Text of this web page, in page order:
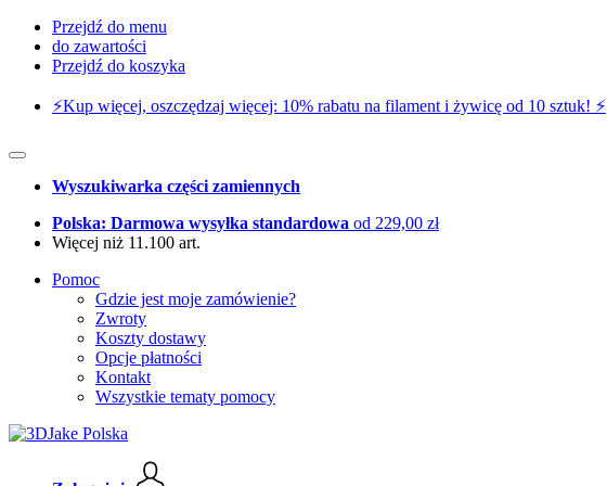
Przejdź do menu
do zawartości
Przejdź do koszyka
⚡️Kup więcej, oszczędzaj więcej: 10% rabatu na filament i żywicę od 10 sztuk! ⚡️
Wyszukiwarka części zamiennych
Polska: Darmowa wysyłka standardowa od 229,00 zł
Więcej niż 11.100 art.
Pomoc
Gdzie jest moje zamówienie?
Zwroty
Koszty dostawy
Opcje płatności
Kontakt
Wszystkie tematy pomocy